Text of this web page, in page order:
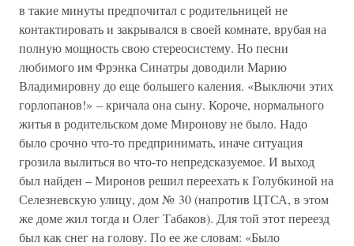
в такие минуты предпочитал с родительницей не
контактировать и закрывался в своей комнате, врубая на
полную мощность свою стереосистему. Но песни
любимого им Фрэнка Синатры доводили Марию
Владимировну до еще большего каления. «Выключи этих
горлопанов!» – кричала она сыну. Короче, нормального
житья в родительском доме Миронову не было. Надо
было срочно что-то предпринимать, иначе ситуация
грозила вылиться во что-то непредсказуемое. И выход
был найден – Миронов решил переехать к Голубкиной на
Селезневскую улицу, дом № 30 (напротив ЦТСА, в этом
же доме жил тогда и Олег Табаков). Для той этот переезд
был как снег на голову. По ее же словам: «Было